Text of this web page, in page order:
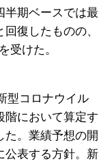
半期ベースでは最
復したものの、
受けた。
型コロナウイル
階において算定す
た。業績予想の開
公表する方針。新